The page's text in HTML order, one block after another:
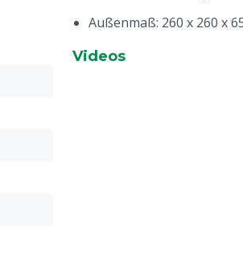
Außenmaß: 260 x 260 x
Videos